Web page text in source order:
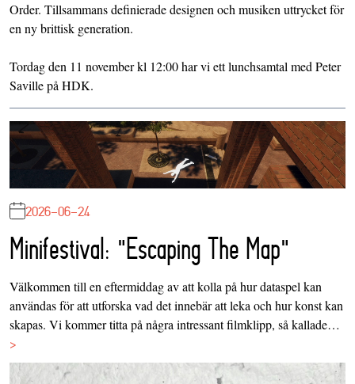
Order. Tillsammans definierade designen och musiken uttrycket för
en ny brittisk generation.
Tordag den 11 november kl 12:00 har vi ett lunchsamtal med Peter
Saville på HDK.
2026-06-24
Minifestival: "Escaping The Map"
Välkommen till en eftermiddag av att kolla på hur dataspel kan
användas för att utforska vad det innebär att leka och hur konst kan
skapas. Vi kommer titta på några intressant filmklipp, så kallade…
>